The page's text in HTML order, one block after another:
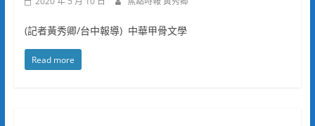
(記者黃秀卿/台中報導) 中華甲骨文學
Read more